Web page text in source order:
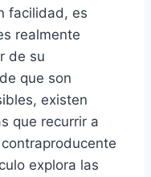
facilidad, es
realmente
de su
que son
existen
que recurrir a
explora las